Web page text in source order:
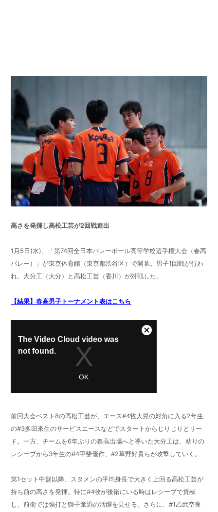
高さを発揮し高松工芸が2回戦進出
1月5日(水)、「第74回全日本バレーボール高等学校選手権大会（春高
バレー）」が東京体育館（東京都渋谷区）で開幕。男子1回戦が行わ
れ、大分工（大分）と高松工芸（香川）が対戦した。
【結果】春高男子トーナメント表はこちら
前回大会ベスト8の高松工芸が、エース#4牧大晃の対角に入る2年生
の#3多田來生のサービスエースなどでスタートからじりじりとリー
ド。一方、チームを6年ぶりの春高出場へと導いた大分工は、粘りの
レシーブから3年生の#4甲斐優作、#2草野好貴らが攻撃していく。
第1セット中盤以降、スタメンの平均身長で大きく上回る高松工芸が
持ち前の高さを発揮。特に#4牧が後衛にいる時はレシーブで貢献
し、前衛では強打と獅子奮迅の活躍を見せる。さらに、#1乙武空良